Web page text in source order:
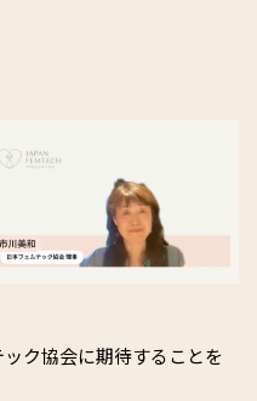
ク協会に期待することを